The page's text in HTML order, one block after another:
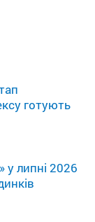
готують
у липні 2026